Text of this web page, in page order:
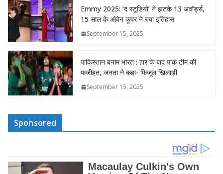
Emmy 2025: ‘द स्टूडियो’ ने झटके 13 अवॉर्ड्स,
15 साल के ओवेन कूपर ने रचा इतिहास
September 15, 2025
पाकिस्तान बनाम भारत : हार के बाद पाक टीम की
फजीहत, जनता ने कहा- फिजूल खिलाड़ी
September 15, 2025
Sponsored